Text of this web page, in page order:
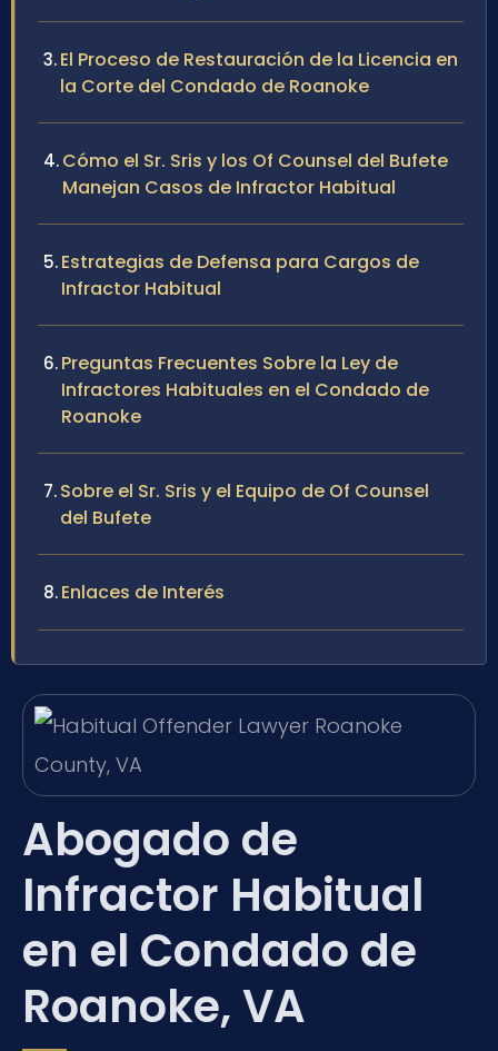
El Proceso de Restauración de la Licencia en
la Corte del Condado de Roanoke
Cómo el Sr. Sris y los Of Counsel del Bufete
Manejan Casos de Infractor Habitual
Estrategias de Defensa para Cargos de
Infractor Habitual
Preguntas Frecuentes Sobre la Ley de
Infractores Habituales en el Condado de
Roanoke
Sobre el Sr. Sris y el Equipo de Of Counsel
del Bufete
Enlaces de Interés
Abogado de
Infractor Habitual
en el Condado de
Roanoke, VA